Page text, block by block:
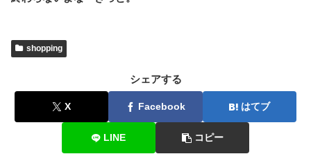
shopping
シェアする
X Facebook はてブ
LINE コピー